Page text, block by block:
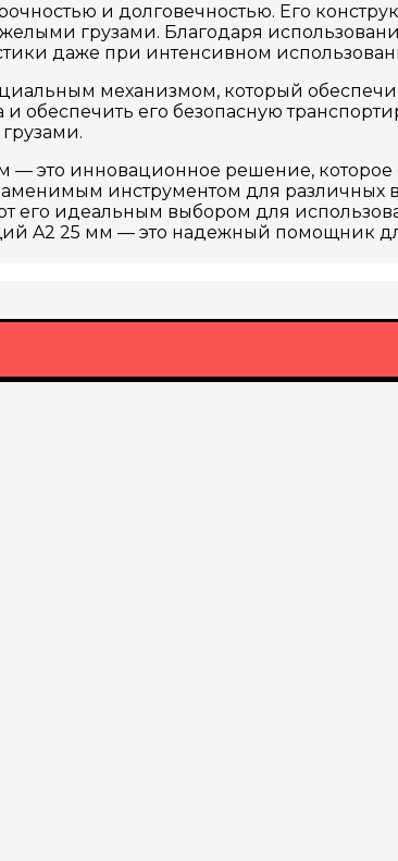
и долговечностью. Его
грузами. Благодаря
даже при интенсивном
механизмом, который
его безопасную
это инновационное решение, которое
инструментом для различных
его идеальным выбором для
A2 25 мм — это надежный помощник для